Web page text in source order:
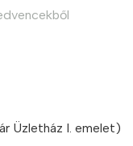
Üzletház I. emelet)